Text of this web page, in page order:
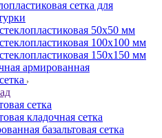
сетка для
50x50 мм
100x100 мм
150x150 мм
армированная
сетка
кладочная сетка
базальтовая сетка